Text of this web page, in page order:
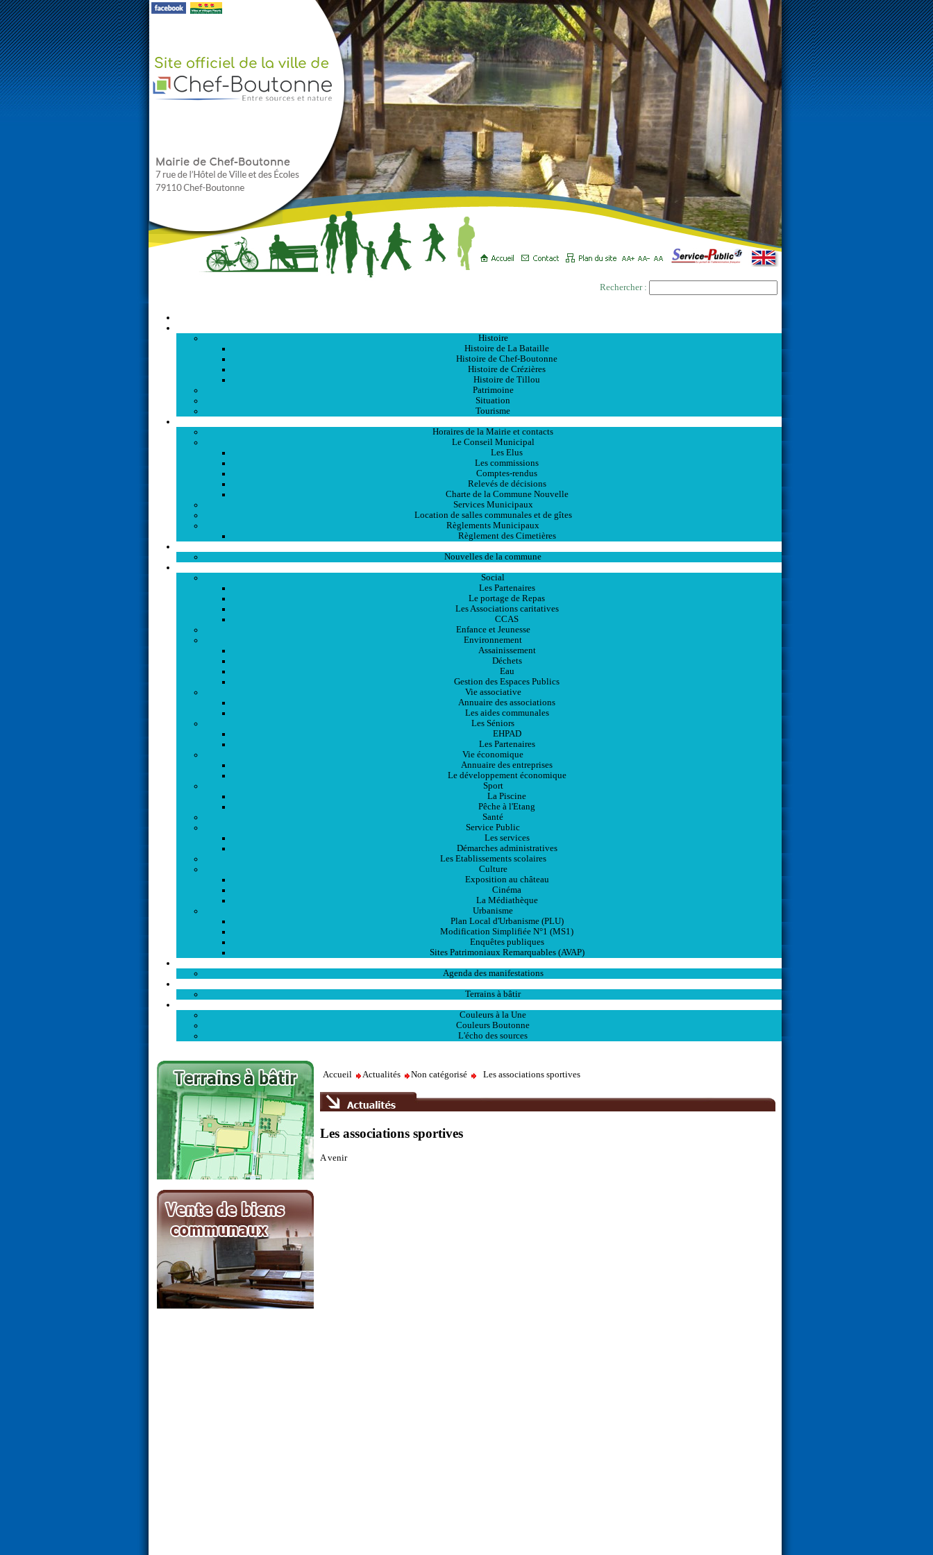
Rechercher :
Histoire
Histoire de La Bataille
Histoire de Chef-Boutonne
Histoire de Crézières
Histoire de Tillou
Patrimoine
Situation
Tourisme
Horaires de la Mairie et contacts
Le Conseil Municipal
Les Elus
Les commissions
Comptes-rendus
Relevés de décisions
Charte de la Commune Nouvelle
Services Municipaux
Location de salles communales et de gîtes
Règlements Municipaux
Règlement des Cimetières
Nouvelles de la commune
Social
Les Partenaires
Le portage de Repas
Les Associations caritatives
CCAS
Enfance et Jeunesse
Environnement
Assainissement
Déchets
Eau
Gestion des Espaces Publics
Vie associative
Annuaire des associations
Les aides communales
Les Séniors
EHPAD
Les Partenaires
Vie économique
Annuaire des entreprises
Le développement économique
Sport
La Piscine
Pêche à l'Etang
Santé
Service Public
Les services
Démarches administratives
Les Etablissements scolaires
Culture
Exposition au château
Cinéma
La Médiathèque
Urbanisme
Plan Local d'Urbanisme (PLU)
Modification Simplifiée N°1 (MS1)
Enquêtes publiques
Sites Patrimoniaux Remarquables (AVAP)
Agenda des manifestations
Terrains à bâtir
Couleurs à la Une
Couleurs Boutonne
L'écho des sources
Accueil Actualités Non catégorisé Les associations sportives
Les associations sportives
A venir